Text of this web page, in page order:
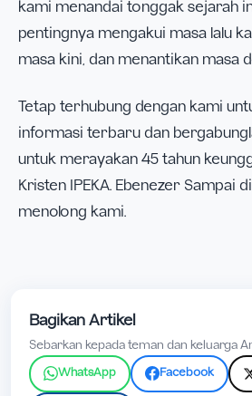
kami menandai tonggak sejarah
pentingnya mengakui masa lalu
masa kini, dan menantikan masa
Tetap terhubung dengan kami
informasi terbaru dan
untuk merayakan 45 tahun
Kristen IPEKA. Ebenezer Sampai
menolong kami.
Bagikan Artikel
Sebarkan kepada teman dan keluarga
WhatsApp Facebook